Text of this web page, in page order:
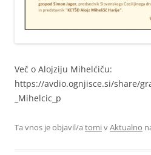
Več o Alojziju Mihelćiču:
https://avdio.ognjisce.si/share/
_Mihelcic_p
Ta vnos je objavil/a tomivAktualno